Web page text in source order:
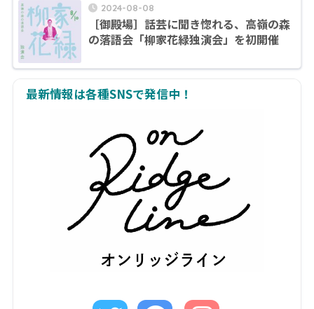
2024-08-08
［御殿場］話芸に聞き惚れる、高嶺の森
の落語会「柳家花緑独演会」を初開催
最新情報は各種SNSで発信中！